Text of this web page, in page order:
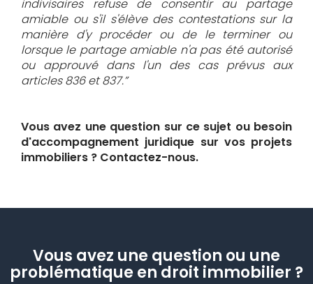
indivisaires refuse de consentir au partage
amiable ou s'il s'élève des contestations sur la
manière d'y procéder ou de le terminer ou
lorsque le partage amiable n'a pas été autorisé
ou approuvé dans l'un des cas prévus aux
articles 836 et 837.”
Vous avez une question sur ce sujet ou besoin
d'accompagnement juridique sur vos projets
immobiliers ? Contactez-nous.
Vous avez une question ou une
problématique en droit immobilier ?